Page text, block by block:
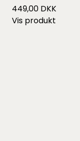
449,00 DKK
Vis produkt